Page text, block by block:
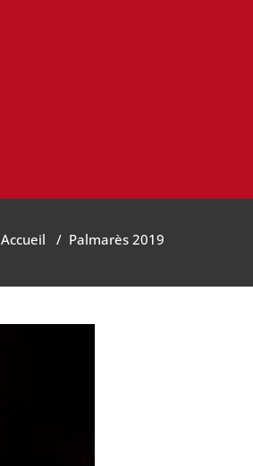
Accueil / Palmarès 2019